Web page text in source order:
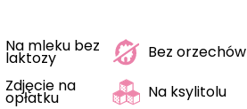
Na mleku bez
laktozy
Bez orzechów
Zdjęcie na
opłatku Na ksylitolu